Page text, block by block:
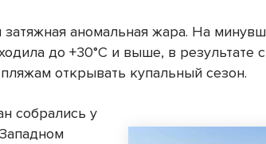
аномальная жара. На
до +30°С и выше, в результате
открывать купальный сезон.
собрались у